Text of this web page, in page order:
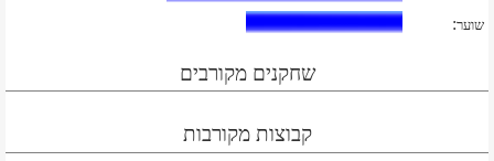
שוער:
שחקנים מקורבים
קבוצות מקורבות